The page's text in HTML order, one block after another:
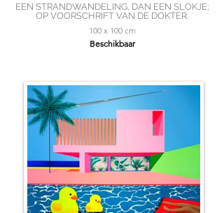
EEN STRANDWANDELING, DAN EEN SLOKJE;
OP VOORSCHRIFT VAN DE DOKTER.
100 x 100 cm
Beschikbaar